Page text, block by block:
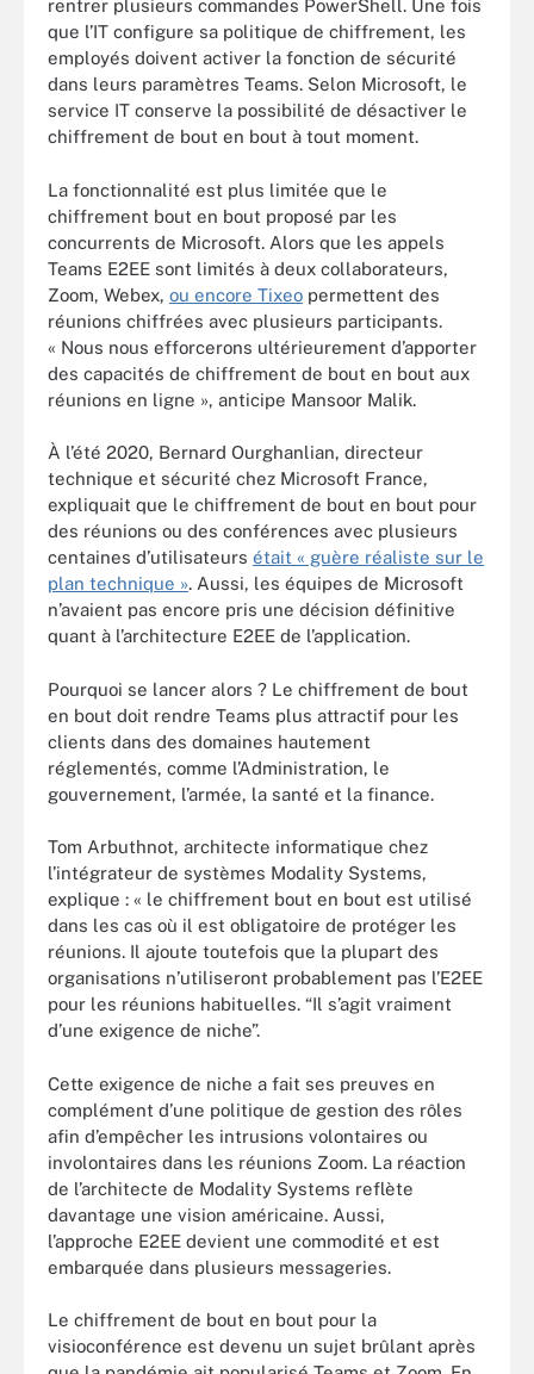
rentrer plusieurs commandes PowerShell. Une fois
que l’IT configure sa politique de chiffrement, les
employés doivent activer la fonction de sécurité
dans leurs paramètres Teams. Selon Microsoft, le
service IT conserve la possibilité de désactiver le
chiffrement de bout en bout à tout moment.
La fonctionnalité est plus limitée que le
chiffrement bout en bout proposé par les
concurrents de Microsoft. Alors que les appels
Teams E2EE sont limités à deux collaborateurs,
Zoom, Webex, ou encore Tixeo permettent des
réunions chiffrées avec plusieurs participants.
« Nous nous efforcerons ultérieurement d’apporter
des capacités de chiffrement de bout en bout aux
réunions en ligne », anticipe Mansoor Malik.
À l’été 2020, Bernard Ourghanlian, directeur
technique et sécurité chez Microsoft France,
expliquait que le chiffrement de bout en bout pour
des réunions ou des conférences avec plusieurs
centaines d’utilisateurs était « guère réaliste sur le
plan technique ». Aussi, les équipes de Microsoft
n’avaient pas encore pris une décision définitive
quant à l’architecture E2EE de l’application.
Pourquoi se lancer alors ? Le chiffrement de bout
en bout doit rendre Teams plus attractif pour les
clients dans des domaines hautement
réglementés, comme l’Administration, le
gouvernement, l’armée, la santé et la finance.
Tom Arbuthnot, architecte informatique chez
l’intégrateur de systèmes Modality Systems,
explique : « le chiffrement bout en bout est utilisé
dans les cas où il est obligatoire de protéger les
réunions. Il ajoute toutefois que la plupart des
organisations n’utiliseront probablement pas l’E2EE
pour les réunions habituelles. “Il s’agit vraiment
d’une exigence de niche”.
Cette exigence de niche a fait ses preuves en
complément d’une politique de gestion des rôles
afin d’empêcher les intrusions volontaires ou
involontaires dans les réunions Zoom. La réaction
de l’architecte de Modality Systems reflète
davantage une vision américaine. Aussi,
l’approche E2EE devient une commodité et est
embarquée dans plusieurs messageries.
Le chiffrement de bout en bout pour la
visioconférence est devenu un sujet brûlant après